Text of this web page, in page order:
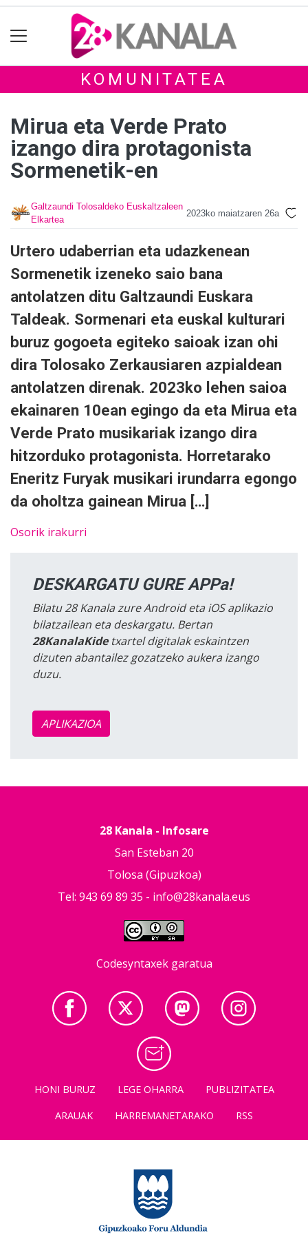
KOMUNITATEA
Mirua eta Verde Prato
izango dira protagonista
Sormenetik-en
Galtzaundi Tolosaldeko Euskaltzaleen
Elkartea
2023ko maiatzaren 26a
Urtero udaberrian eta udazkenean
Sormenetik izeneko saio bana
antolatzen ditu Galtzaundi Euskara
Taldeak. Sormenari eta euskal kulturari
buruz gogoeta egiteko saioak izan ohi
dira Tolosako Zerkausiaren azpialdean
antolatzen direnak. 2023ko lehen saioa
ekainaren 10ean egingo da eta Mirua eta
Verde Prato musikariak izango dira
hitzorduko protagonista. Horretarako
Eneritz Furyak musikari irundarra egongo
da oholtza gainean Mirua […]
Osorik irakurri
DESKARGATU GURE APPa!
Bilatu 28 Kanala zure Android eta iOS aplikazio
bilatzailean eta deskargatu. Bertan
28KanalaKidetxartel digitalak eskaintzen
dizuten abantailez gozatzeko aukera izango
duzu.
APLIKAZIOA
28 Kanala - Infosare
San Esteban 20
Tolosa (Gipuzkoa)
Tel: 943 69 89 35 - info@28kanala.eus
Codesyntaxek garatua
HONI BURUZ LEGE OHARRA
PUBLIZITATEA
ARAUAK
HARREMANETARAKO RSS